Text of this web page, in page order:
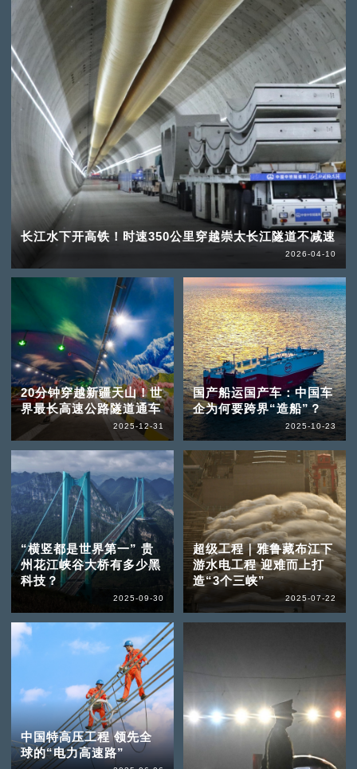
长江水下开高铁！时速350公里穿越崇太长江隧道不减速
2026-04-10
20分钟穿越新疆天山！世
界最长高速公路隧道通车
2025-12-31
国产船运国产车：中国车
企为何要跨界“造船”？
2025-10-23
“横竖都是世界第一” 贵
州花江峡谷大桥有多少黑
科技？
2025-09-30
超级工程｜雅鲁藏布江下
游水电工程 迎难而上打
造“3个三峡”
2025-07-22
中国特高压工程 领先全
球的“电力高速路”